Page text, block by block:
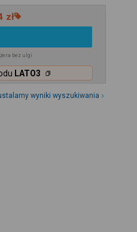
zł
bez ulgi
LATO3
wyniki wyszukiwania